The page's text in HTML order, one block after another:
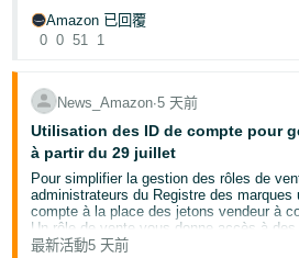
champCaractéristiques de l'article
nom de l'article
dans les huit heures.
Où dois-je indiquer le nom de
informations de produit
Avec cette mise à jour, vous
200 caractères pour renseigner les
sur votre produit. Ces caractères
nom de l'article(75 caractères)
l'article(125 caractères).
pratiques
Unis, au Canada, en Allemagne, en
créons des versions traduites selon les
vente ne change pas.
Si vous souhaitez remplacer une image
propres images dans la langue correcte.
automatiquement nos versions traduites
produit.
Pour en savoir plus, consultez
Amazon 已回覆
0 0 51 1
News_Amazon∙5 天前
Utilisation des ID de compte pour
à partir du 29 juillet
Pour simplifier la gestion des rôles de
administrateurs du Registre des
compte à la place des jetons vendeur à
Un rôle de vente vous donne accès à
de votre marque qui peuvent améliorer
最新活動5 天前